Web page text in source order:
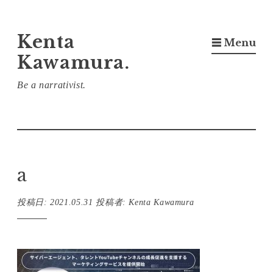
ン
テ
ン
ッ
プ
Kenta
Kawamura.
Be a narrativist.
☰ Menu
a
投稿日:2021.05.31 投稿者:Kenta Kawamura